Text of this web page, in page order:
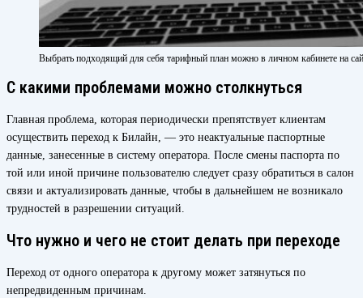
Выбрать подходящий для себя тарифный план можно в личном кабинете на
С какими проблемами можно столкнуться
Главная проблема, которая периодически препятствует клиентам
осуществить переход к Билайн, — это неактуальные паспортные
данные, занесенные в систему оператора. После смены паспорта по
той или иной причине пользователю следует сразу обратиться в салон
связи и актуализировать данные, чтобы в дальнейшем не возникало
трудностей в разрешении ситуаций.
Что нужно и чего не стоит делать при переходе
Переход от одного оператора к другому может затянуться по
непредвиденным причинам.